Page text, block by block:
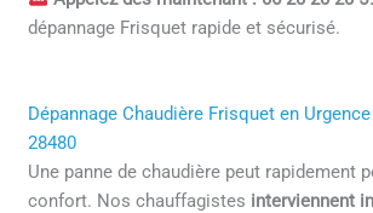
dépannage Frisquet rapide et sécurisé.
Dépannage Chaudière Frisquet en
28480
Une panne de chaudière peut rapidement
confort. Nos chauffagistes interviennent